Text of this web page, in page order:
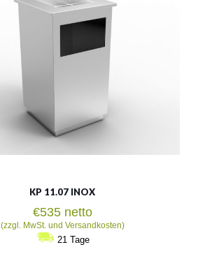
Siehe mehr
KP 11.07 INOX
€535 netto
(zzgl. MwSt. und Versandkosten)
21 Tage